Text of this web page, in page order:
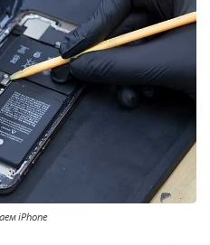
iPhone